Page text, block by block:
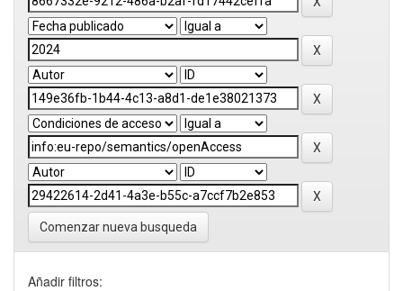
Comenzar nueva busqueda
Añadir filtros: